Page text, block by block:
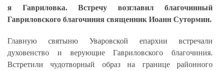
я Гавриловка. Встречу возглавил благочинный
Гавриловского благочиния священник Иоанн Сутормин.
Главную святыню Уваровской епархии встречали
духовенство и верующие Гавриловского благочиния.
Встретили чудотворный образ на границе районного